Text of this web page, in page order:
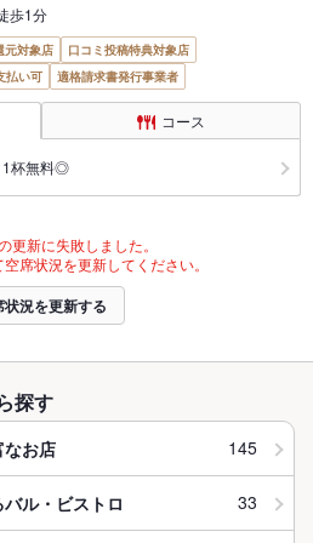
歩1分
元対象店
口コミ投稿特典対象店
払い可 適格請求書発行事業者
コース
1杯無料◎
更新に失敗しました。
席状況を更新してください。
状況を更新する
探す
お店 145
ル・ビストロ 33